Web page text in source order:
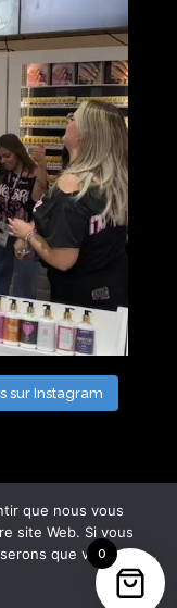
sur Instagram
BY
AGENCE
0
que nous vous
site Web. Si vous
que vous en